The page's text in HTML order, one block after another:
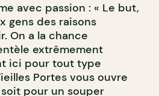
avec passion : « Le but,
gens des raisons
On a la chance
extrêmement
ici pour tout type
Portes vous ouvre
pour un souper